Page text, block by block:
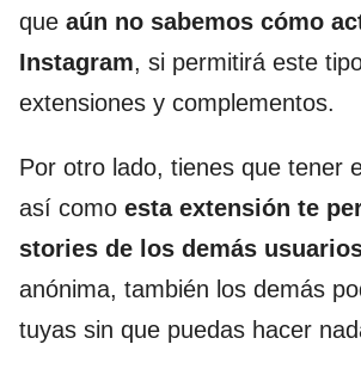
que aún no sabemos cómo
Instagram, si permitirá este
extensiones y complementos.
Por otro lado, tienes que tener
así como esta extensión te
stories de los demás
anónima, también los demás
tuyas sin que puedas hacer